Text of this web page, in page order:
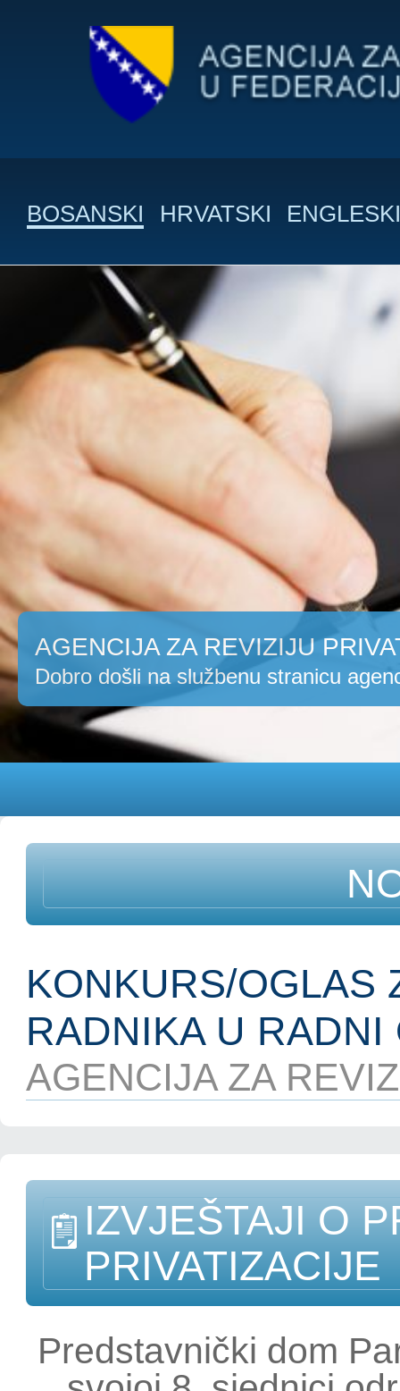
BOSANSKI HRVATSKI
AGENCIJA ZA REVIZIJU
Dobro došli na službenu stranicu
KONKURS/OGLAS
RADNIKA U RADNI
AGENCIJA ZA
IZVJEŠTAJI O
PRIVATIZACIJE
Predstavnički dom